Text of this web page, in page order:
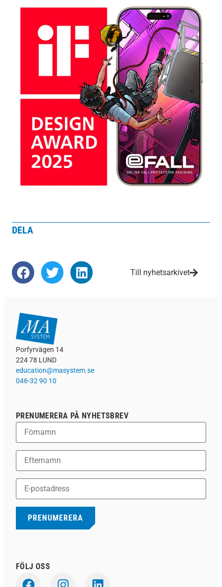
DELA
Till nyhetsarkivet
Porfyrvägen 14
224 78 LUND
education@masystem.se
046-32 90 10
PRENUMERERA PÅ NYHETSBREV
FÖLJ OSS